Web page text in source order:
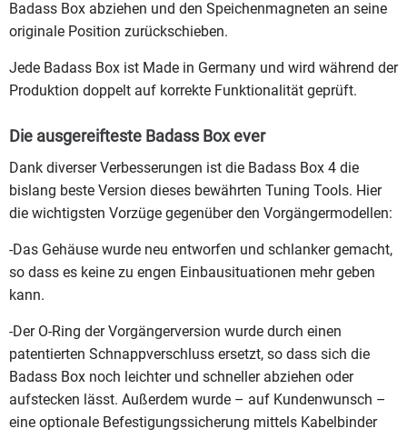
Badass Box abziehen und den Speichenmagneten an seine
originale Position zurückschieben.
Jede Badass Box ist Made in Germany und wird während der
Produktion doppelt auf korrekte Funktionalität geprüft.
Die ausgereifteste Badass Box ever
Dank diverser Verbesserungen ist die Badass Box 4 die
bislang beste Version dieses bewährten Tuning Tools. Hier
die wichtigsten Vorzüge gegenüber den Vorgängermodellen:
-Das Gehäuse wurde neu entworfen und schlanker gemacht,
so dass es keine zu engen Einbausituationen mehr geben
kann.
-Der O-Ring der Vorgängerversion wurde durch einen
patentierten Schnappverschluss ersetzt, so dass sich die
Badass Box noch leichter und schneller abziehen oder
aufstecken lässt. Außerdem wurde – auf Kundenwunsch –
eine optionale Befestigungssicherung mittels Kabelbinder